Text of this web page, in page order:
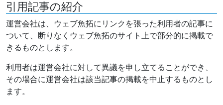
引用記事の紹介
運営会社は、ウェブ魚拓にリンクを張った利用者の記事に
ついて、断りなくウェブ魚拓のサイト上で部分的に掲載で
きるものとします。
利用者は運営会社に対して異議を申し立てることができ、
その場合に運営会社は該当記事の掲載を中止するものとし
ます。